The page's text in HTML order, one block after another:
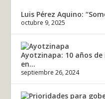
Luis Pérez Aquino:
octubre 9, 2025
Ayotzinapa: 10 años
en...
septiembre 26, 2024